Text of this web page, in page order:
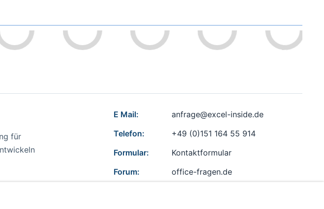
für
E Mail:
anfrage@excel-inside.de
Telefon:
+49 (0)151 164 55 914
Formular:
Kontaktformular
Forum:
office-fragen.de